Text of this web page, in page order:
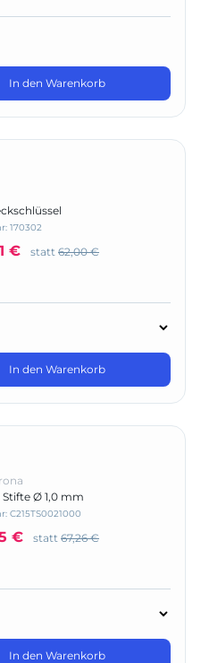
In den Warenkorb
170302
€ statt 62,00 €
In den Warenkorb
Ø 1,0 mm
C215TS0021000
€ statt 67,26 €
In den Warenkorb